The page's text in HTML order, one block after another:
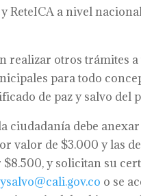
ReteICA a nivel
realizar otros trámites
para todo
de paz y salvo del
ciudadanía debe
valor de $3.000 y las
y solicitan su
o se